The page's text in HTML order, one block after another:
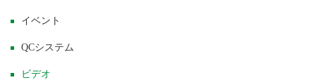
イベント
QCシステム
ビデオ